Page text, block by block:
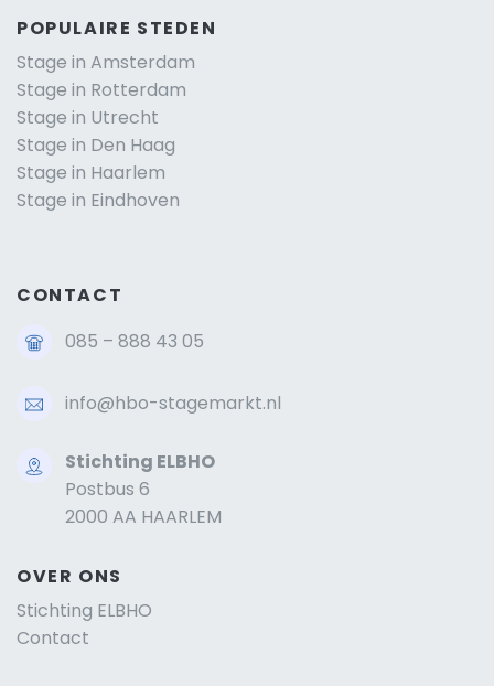
POPULAIRE STEDEN
Stage in Amsterdam
Stage in Rotterdam
Stage in Utrecht
Stage in Den Haag
Stage in Haarlem
Stage in Eindhoven
CONTACT
085 – 888 43 05
info@hbo-stagemarkt.nl
Stichting ELBHO
Postbus 6
2000 AA HAARLEM
OVER ONS
Stichting ELBHO
Contact